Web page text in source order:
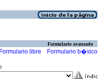
Formulario avanzado
Formulario libre Formulario b�sico